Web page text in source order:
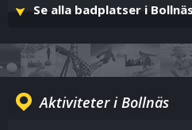
Se alla badplatser i Bollnäs
Aktiviteter i Bollnäs